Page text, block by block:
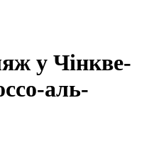
у Чінкве-
аль-